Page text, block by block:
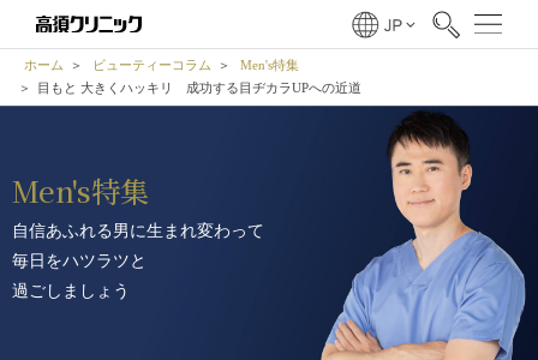
ホーム ビューティーコラム
Men's特集
目もと 大きくハッキリ 成功する目ヂカラUPへの近道
Men's特集
自信あふれる男に生まれ変わって
毎日をハツラツと
過ごしましょう